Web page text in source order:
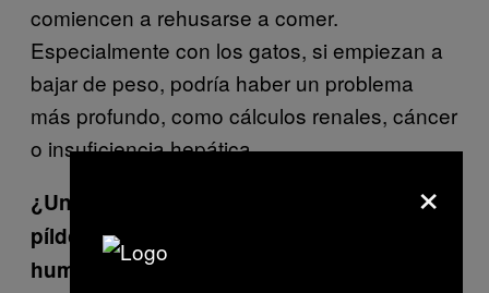
comiencen a rehusarse a comer.
Especialmente con los gatos, si empiezan a
bajar de peso, podría haber un problema
más profundo, como cálculos renales, cáncer
o insuficiencia hepática.
¿Un gato puede desarrollar adicción a las
píldoras como lo puede hacer un
humano?
×